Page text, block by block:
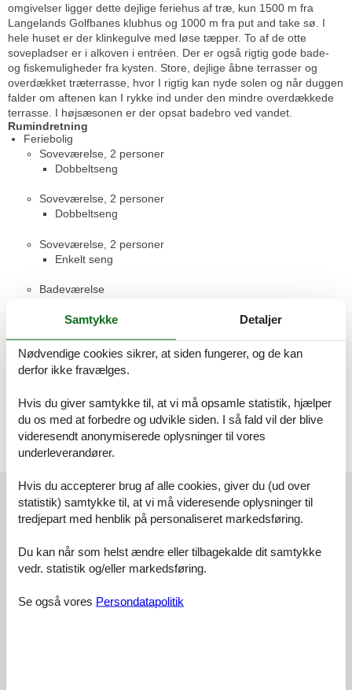
omgivelser ligger dette dejlige feriehus af træ, kun 1500 m fra
Langelands Golfbanes klubhus og 1000 m fra put and take sø. I
hele huset er der klinkegulve med løse tæpper. To af de otte
sovepladser er i alkoven i entréen. Der er også rigtig gode bade-
og fiskemuligheder fra kysten. Store, dejlige åbne terrasser og
overdækket træterrasse, hvor I rigtig kan nyde solen og når duggen
falder om aftenen kan I rykke ind under den mindre overdækkede
terrasse. I højsæsonen er der opsat badebro ved vandet.
Rumindretning
Feriebolig
Soveværelse, 2 personer
Dobbeltseng
Soveværelse, 2 personer
Dobbeltseng
Soveværelse, 2 personer
Enkelt seng
Badeværelse
WC. Varmt og koldt vand, Bruser
Alkove, 2 personer
Terrasse
Åben og overdækket terrasse
Vores gæsteanmeldelser
Vores gæsteanmeldelser Eksterne anmeldelser
4,5 Baseret på2vurderinger
Sidste vurdering fra d. 21-07-2024
Samtykke Detaljer
Nødvendige cookies sikrer, at siden fungerer, og de kan
derfor ikke fravælges.
Hvis du giver samtykke til, at vi må opsamle statistik, hjælper
du os med at forbedre og udvikle siden. I så fald vil der blive
videresendt anonymiserede oplysninger til vores
underleverandører.
Hvis du accepterer brug af alle cookies, giver du (ud over
statistik) samtykke til, at vi må videresende oplysninger til
tredjepart med henblik på personaliseret markedsføring.
Du kan når som helst ændre eller tilbagekalde dit samtykke
vedr. statistik og/eller markedsføring.
Se også vores Persondatapolitik